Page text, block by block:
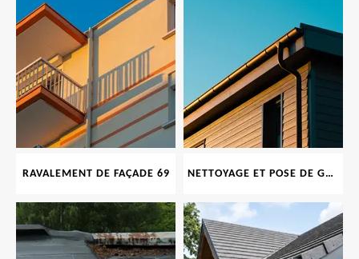
RAVALEMENT DE FAÇADE 69 NETTOYAGE ET POSE DE GOUTTIÈRE 69